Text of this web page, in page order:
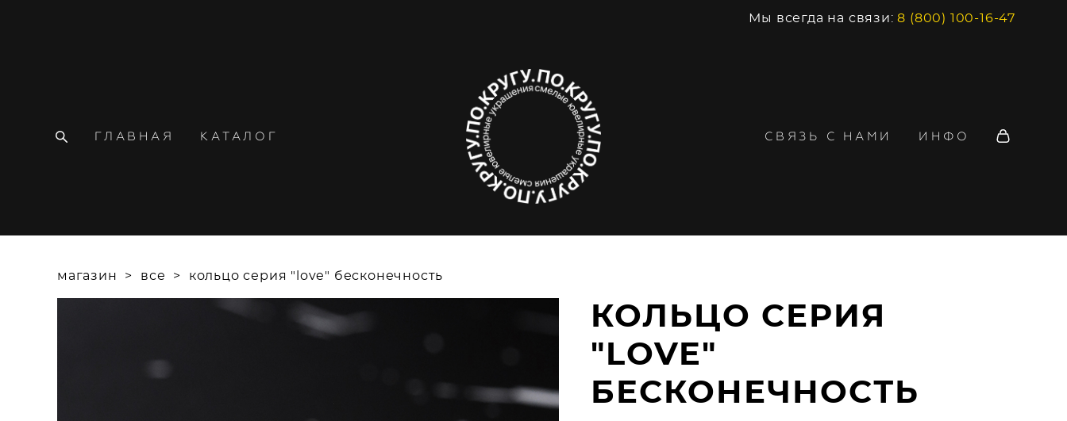
Мы всегда на связи:8 (800) 100-16-47
ГЛАВНАЯ КАТАЛОГ СВЯЗЬ С НАМИ ИНФО
магазин > все > кольцо серия "love" бесконечность
КОЛЬЦО СЕРИЯ
"LOVE"
БЕСКОНЕЧНОСТЬ